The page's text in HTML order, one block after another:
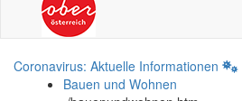
Coronavirus: Aktuelle Informationen
Bauen und Wohnen